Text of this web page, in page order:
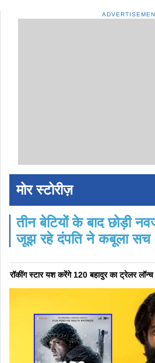
मोर स्टोरीज़
तीन बेटियों के बाद छोड़ी
जूझ रहे दंपति ने कबूला सच
रॉकींग स्टार यश करेंगे 120 बहादुर का ट्रेलर लॉन्च